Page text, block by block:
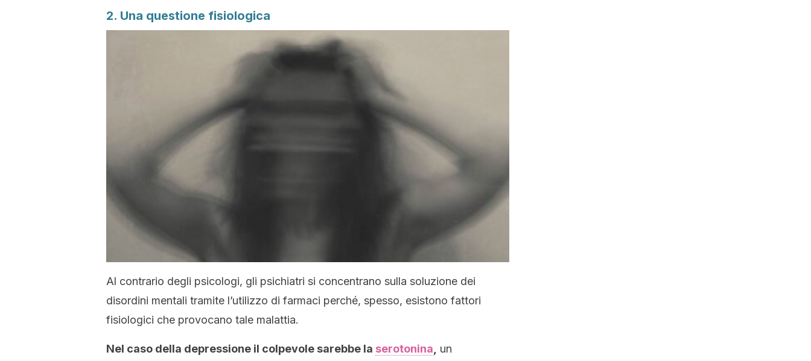
2. Una questione fisiologica
Al contrario degli psicologi, gli psichiatri si concentrano sulla soluzione dei
disordini mentali tramite l’utilizzo di farmaci perché, spesso, esistono fattori
fisiologici che provocano tale malattia.
Nel caso della depressione il colpevole sarebbe la serotonina
un